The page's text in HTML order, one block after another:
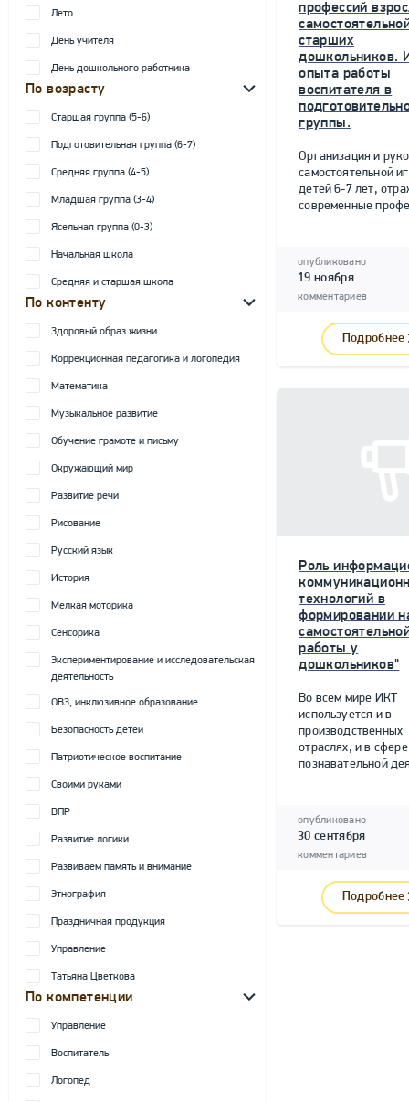
Лето
День учителя
День дошкольного работника
По возрасту
Старшая группа (5-6)
Подготовительная группа (6-7)
Средняя группа (4-5)
Младшая группа (3-4)
Ясельная группа (0-3)
Начальная школа
Средняя и старшая школа
По контенту
Здоровый образ жизни
Коррекционная педагогика и логопедия
Математика
Музыкальное развитие
Обучение грамоте и письму
Окружающий мир
Развитие речи
Рисование
Русский язык
История
Мелкая моторика
Сенсорика
Экспериментирование и исследовательская
деятельность
ОВЗ, инклюзивное образование
Безопасность детей
Патриотическое воспитание
Своими руками
ВПР
Развитие логики
Развиваем память и внимание
Этнография
Праздничная продукция
Управление
Татьяна Цветкова
По компетенции
Управление
Воспитатель
Логопед
профессий
старших
дошкольников.
опыта работы
воспитателя в
группы.
Организация и
самостоятельной
детей 6-7 лет,
современные
опубликовано
19 ноября
комментариев
Подробнее
Роль
технологий в
формировании
работы у
дошкольников"
Во всем мире ИКТ
используется и в
производственных
отраслях, и в сфере
познавательной
опубликовано
30 сентября
комментариев
Подробнее